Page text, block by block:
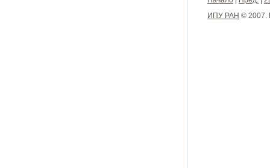
ИПУ РАН © 2007.